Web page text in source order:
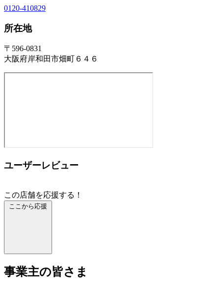
0120-410829
所在地
〒596-0831
大阪府岸和田市畑町６４６
ユーザーレビュー
この店舗を応援する！
ここから応援
事業主の皆さま